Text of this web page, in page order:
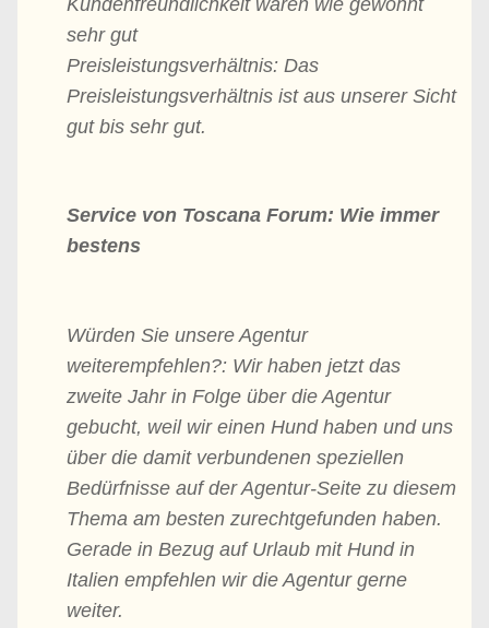
Kundenfreundlichkeit waren wie gewohnt
sehr gut
Preisleistungsverhältnis: Das
Preisleistungsverhältnis ist aus unserer Sicht
gut bis sehr gut.
Service von Toscana Forum: Wie immer
bestens
Würden Sie unsere Agentur
weiterempfehlen?: Wir haben jetzt das
zweite Jahr in Folge über die Agentur
gebucht, weil wir einen Hund haben und uns
über die damit verbundenen speziellen
Bedürfnisse auf der Agentur-Seite zu diesem
Thema am besten zurechtgefunden haben.
Gerade in Bezug auf Urlaub mit Hund in
Italien empfehlen wir die Agentur gerne
weiter.